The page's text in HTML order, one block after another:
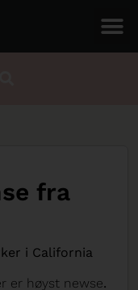
fra
i California
er høyst newse.